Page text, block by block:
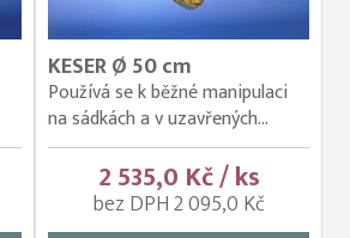
KESER Ø 50 cm
Používá se k běžné manipulaci
na sádkách a v uzavřených...
2 535,0 Kč / ks
bez DPH 2 095,0 Kč